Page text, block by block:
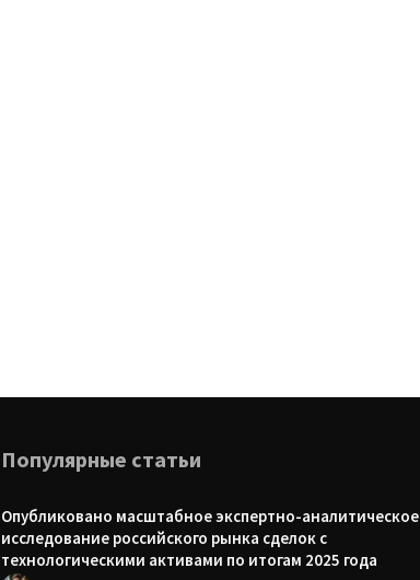
Популярные статьи
Опубликовано масштабное экспертно-аналитическое
исследование российского рынка сделок с
технологическими активами по итогам 2025 года